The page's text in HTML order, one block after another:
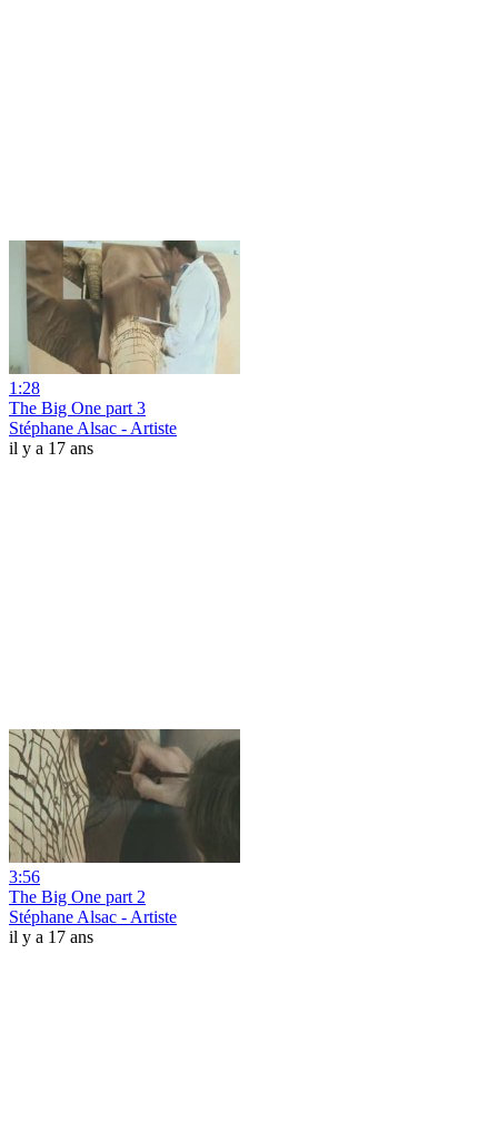
1:28
The Big One part 3
Stéphane Alsac - Artiste
il y a 17 ans
3:56
The Big One part 2
Stéphane Alsac - Artiste
il y a 17 ans